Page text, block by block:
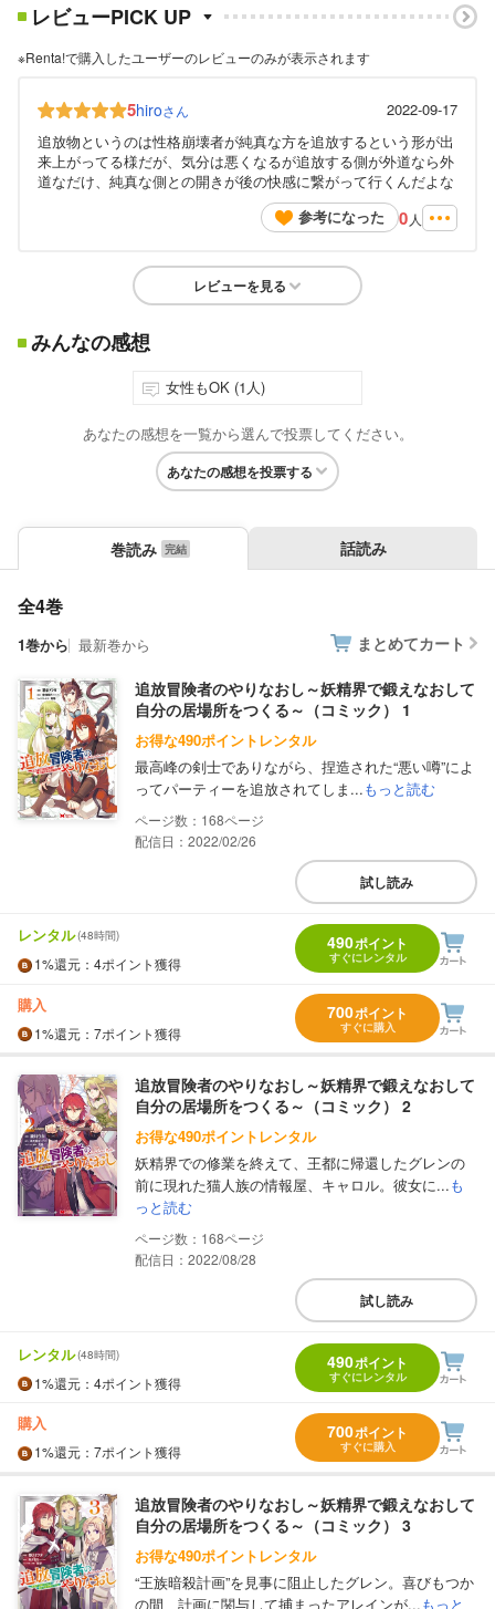
レビューPICK UP
※Renta!で購入したユーザーのレビューのみが表示されます
5hiroさん
2022-09-17
追放物というのは性格崩壊者が純真な方を追放するという形が出
来上がってる様だが、気分は悪くなるが追放する側が外道なら外
道なだけ、純真な側との開きが後の快感に繋がって行くんだよな
参考になった
0 人
レビューを見る
みんなの感想
女性もOK (1人)
あなたの感想を一覧から選んで投票してください。
あなたの感想を投票する
巻読み 話読み
全4巻
1巻から 最新巻から まとめてカート
追放冒険者のやりなおし～妖精界で鍛えなおして
自分の居場所をつくる～（コミック） 1
お得な490ポイントレンタル
最高峰の剣士でありながら、捏造された“悪い噂”によ
ってパーティーを追放されてしま...もっと読む
168
配信日：2022/02/26
試し読み
レンタル(48時間)
1%還元 ：4ポイント獲得
490ポイント
すぐにレンタル
購入
1%還元 ：7ポイント獲得
700ポイント
すぐに購入
追放冒険者のやりなおし～妖精界で鍛えなおして
自分の居場所をつくる～（コミック） 2
お得な490ポイントレンタル
妖精界での修業を終えて、王都に帰還したグレンの
前に現れた猫人族の情報屋、キャロル。彼女に...も
っと読む
168
配信日：2022/08/28
試し読み
レンタル(48時間)
1%還元 ：4ポイント獲得
490ポイント
すぐにレンタル
購入
1%還元 ：7ポイント獲得
700ポイント
すぐに購入
追放冒険者のやりなおし～妖精界で鍛えなおして
自分の居場所をつくる～（コミック） 3
お得な490ポイントレンタル
“王族暗殺計画”を見事に阻止したグレン。喜びもつか
の間、計画に関与して捕まったアレインが...もっと